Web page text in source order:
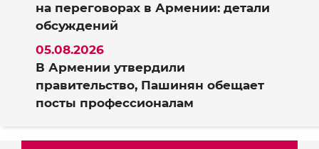
на переговорах в Армении: детали
обсуждений
В Армении утвердили
правительство, Пашинян обещает
посты профессионалам
05.08.2026